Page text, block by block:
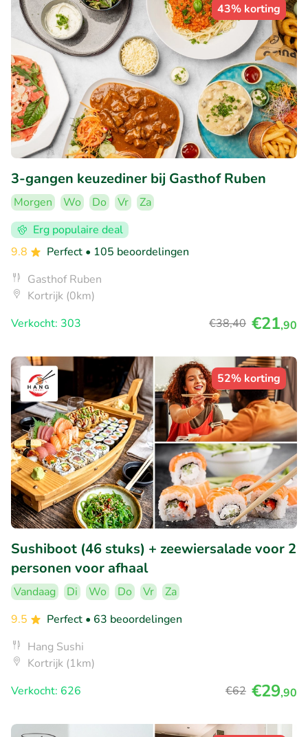
43% korting
3-gangen keuzediner bij Gasthof Ruben
Morgen Wo Do Vr
Za
Erg populaire deal
9.8
Perfect • 105 beoordelingen
Gasthof Ruben
Kortrijk (0km)
Verkocht: 303
€38,40 €21,90
52% korting
Sushiboot (46 stuks) + zeewiersalade voor 2
personen voor afhaal
Vandaag Di Wo Do Vr
Za
9.5
Perfect • 63 beoordelingen
Hang Sushi
Kortrijk (1km)
Verkocht: 626
€62 €29,90